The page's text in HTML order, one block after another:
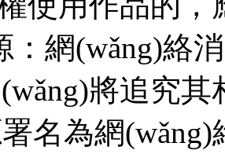
：網(wǎng)絡
網(wǎng)將追究
為網(wǎng)絡